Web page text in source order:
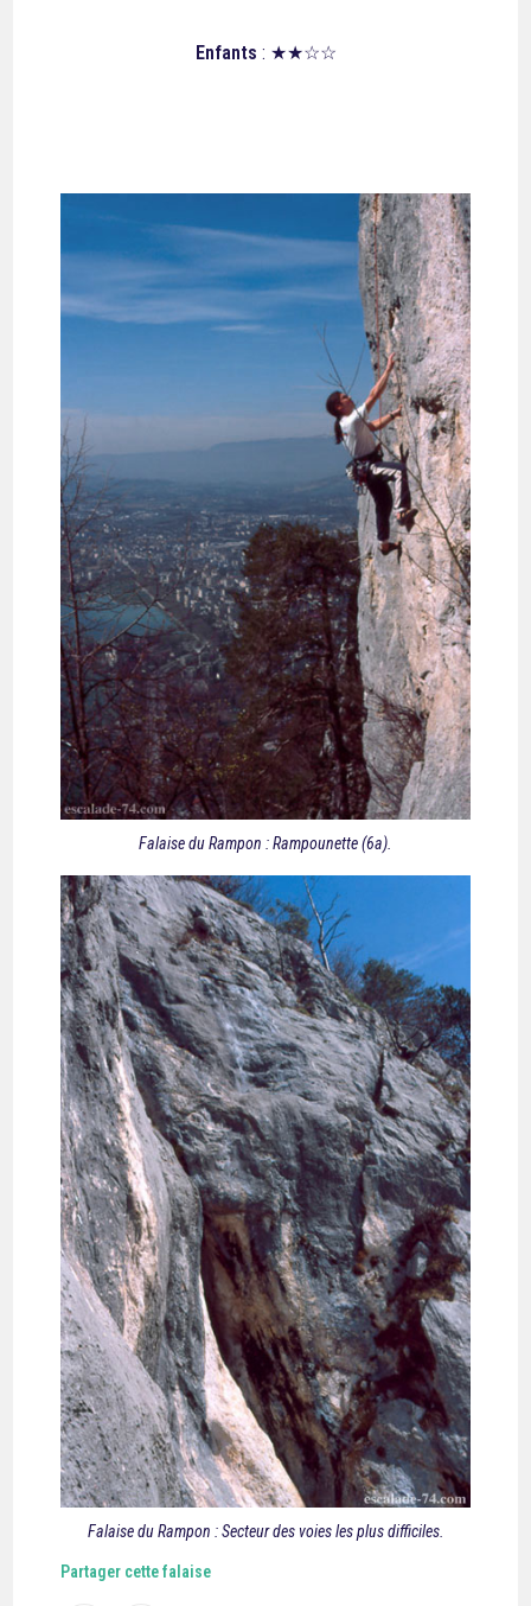
Enfants : ★★☆☆
Falaise du Rampon : Rampounette (6a).
Falaise du Rampon : Secteur des voies les plus difficiles.
Partager cette falaise